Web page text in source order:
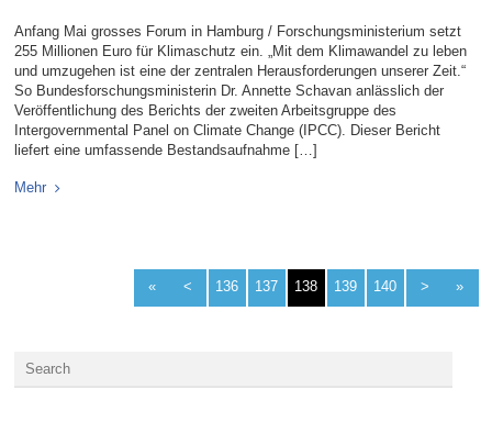
Anfang Mai grosses Forum in Hamburg / Forschungsministerium setzt
255 Millionen Euro für Klimaschutz ein. „Mit dem Klimawandel zu leben
und umzugehen ist eine der zentralen Herausforderungen unserer Zeit.“
So Bundesforschungsministerin Dr. Annette Schavan anlässlich der
Veröffentlichung des Berichts der zweiten Arbeitsgruppe des
Intergovernmental Panel on Climate Change (IPCC). Dieser Bericht
liefert eine umfassende Bestandsaufnahme […]
Mehr
« < 136 137 138 139 140 > »